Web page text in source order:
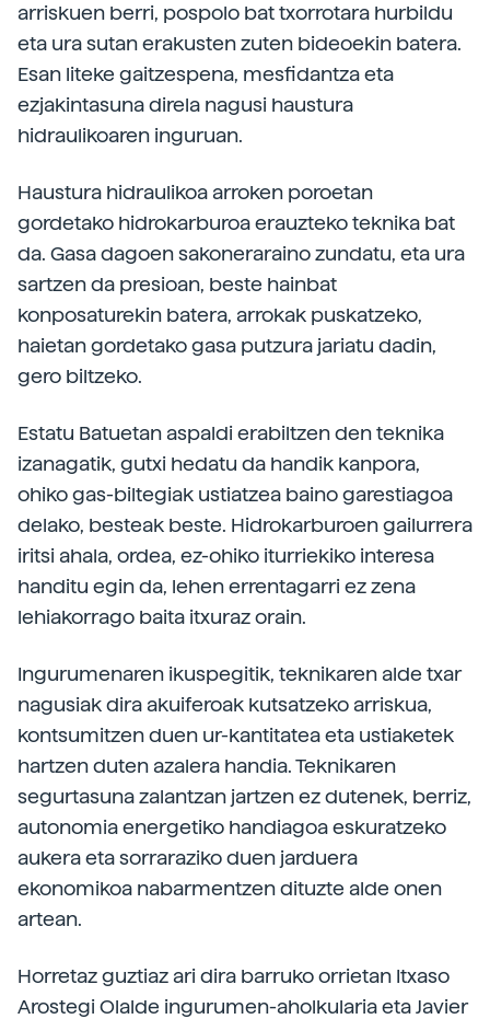
arriskuen berri, pospolo bat txorrotara hurbildu
eta ura sutan erakusten zuten bideoekin batera.
Esan liteke gaitzespena, mesfidantza eta
ezjakintasuna direla nagusi haustura
hidraulikoaren inguruan.
Haustura hidraulikoa arroken poroetan
gordetako hidrokarburoa erauzteko teknika bat
da. Gasa dagoen sakoneraraino zundatu, eta ura
sartzen da presioan, beste hainbat
konposaturekin batera, arrokak puskatzeko,
haietan gordetako gasa putzura jariatu dadin,
gero biltzeko.
Estatu Batuetan aspaldi erabiltzen den teknika
izanagatik, gutxi hedatu da handik kanpora,
ohiko gas-biltegiak ustiatzea baino garestiagoa
delako, besteak beste. Hidrokarburoen gailurrera
iritsi ahala, ordea, ez-ohiko iturriekiko interesa
handitu egin da, lehen errentagarri ez zena
lehiakorrago baita itxuraz orain.
Ingurumenaren ikuspegitik, teknikaren alde txar
nagusiak dira akuiferoak kutsatzeko arriskua,
kontsumitzen duen ur-kantitatea eta ustiaketek
hartzen duten azalera handia. Teknikaren
segurtasuna zalantzan jartzen ez dutenek, berriz,
autonomia energetiko handiagoa eskuratzeko
aukera eta sorraraziko duen jarduera
ekonomikoa nabarmentzen dituzte alde onen
artean.
Horretaz guztiaz ari dira barruko orrietan Itxaso
Arostegi Olalde ingurumen-aholkularia eta Javier